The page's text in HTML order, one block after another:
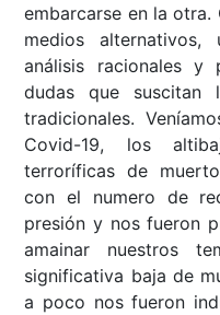
embarcarse en la otra.
medios
análisis racionales y
dudas que suscitan
tradicionales.
Covid-19, los
terroríficas de
con el numero de
presión y nos fueron
amainar nuestros
significativa baja de
a poco nos fueron